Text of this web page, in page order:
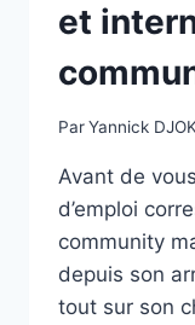
et
ParYannick
Avant de
d’emploi
community
depuis son
tout sur son